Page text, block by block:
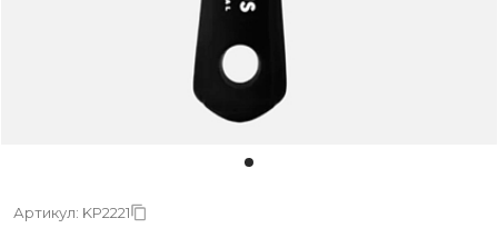
Артикул: KP2221